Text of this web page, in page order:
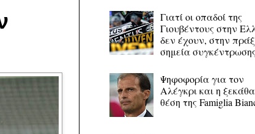
Γιατί οι οπαδοί της
Γιουβέντους στην
δεν έχουν, στην
σημεία
Ψηφοφορία για τον
Αλέγκρι και η
θέση της Famiglia